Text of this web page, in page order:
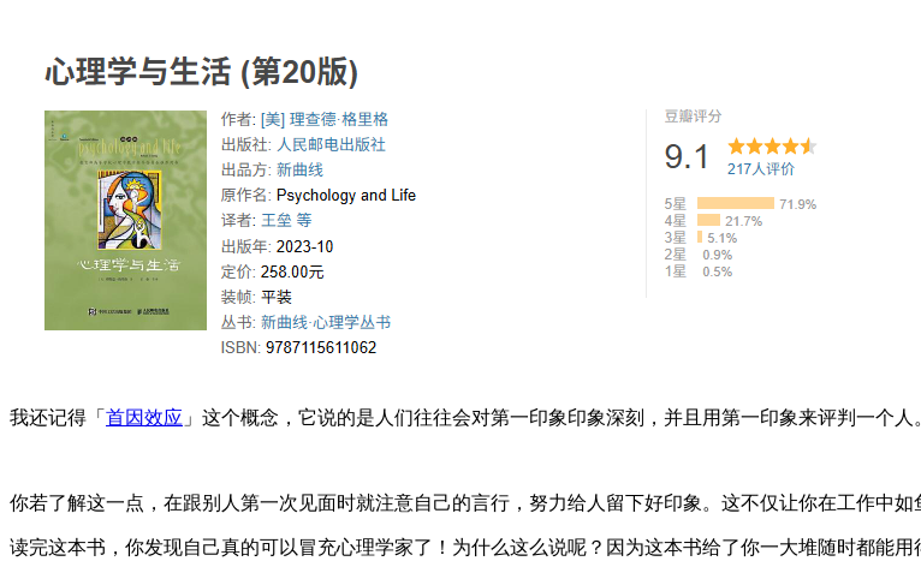
我还记得「 首因效应 」这个概念，它说的是人们往往会对第一印象印象深刻，并且用第一印象来评判一个人
你若了解这一点，在跟别人第一次见面时就注意自己的言行，努力给人留下好印象。这不仅让你在工作中如
读完这本书，你发现自己真的可以冒充心理学家了！为什么这么说呢？因为这本书给了你一大堆随时都能用